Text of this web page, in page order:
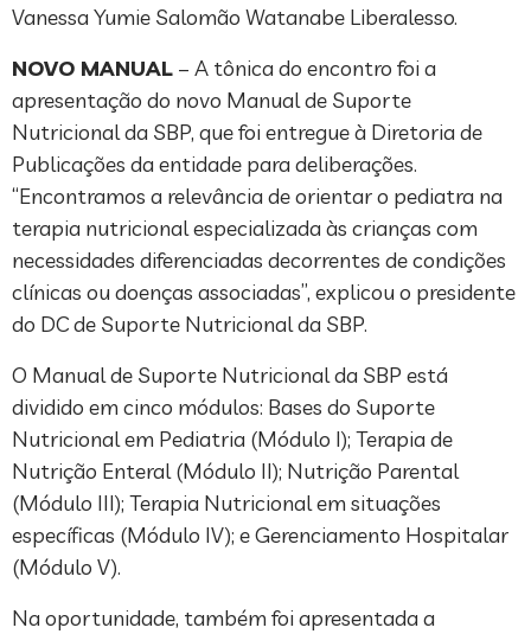
Vanessa Yumie Salomão Watanabe Liberalesso.
NOVO MANUAL – A tônica do encontro foi a
apresentação do novo Manual de Suporte
Nutricional da SBP, que foi entregue à Diretoria de
Publicações da entidade para deliberações.
“Encontramos a relevância de orientar o pediatra na
terapia nutricional especializada às crianças com
necessidades diferenciadas decorrentes de condições
clínicas ou doenças associadas”, explicou o presidente
do DC de Suporte Nutricional da SBP.
O Manual de Suporte Nutricional da SBP está
dividido em cinco módulos: Bases do Suporte
Nutricional em Pediatria (Módulo I); Terapia de
Nutrição Enteral (Módulo II); Nutrição Parental
(Módulo III); Terapia Nutricional em situações
específicas (Módulo IV); e Gerenciamento Hospitalar
(Módulo V).
Na oportunidade, também foi apresentada a